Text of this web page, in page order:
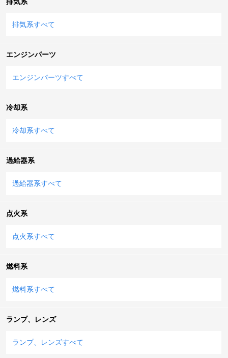
排気系すべて
エンジンパーツ
エンジンパーツすべて
冷却系
冷却系すべて
過給器系
過給器系すべて
点火系
点火系すべて
燃料系
燃料系すべて
ランプ、レンズ
ランプ、レンズすべて